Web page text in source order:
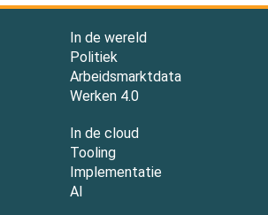
In de wereld
Politiek
Arbeidsmarktdata
Werken 4.0
In de cloud
Tooling
Implementatie
AI